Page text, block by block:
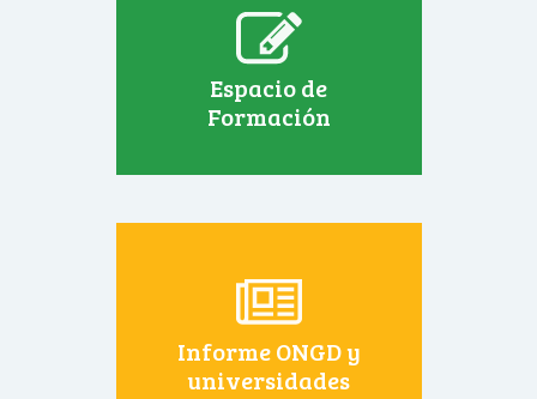
Espacio de
Formación
Informe ONGD y
universidades